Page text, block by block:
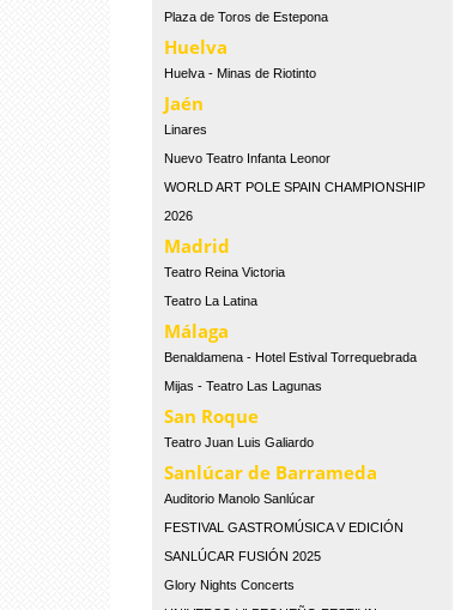
Plaza de Toros de Estepona
Huelva
Huelva - Minas de Riotinto
Jaén
Linares
Nuevo Teatro Infanta Leonor
WORLD ART POLE SPAIN CHAMPIONSHIP
2026
Madrid
Teatro Reina Victoria
Teatro La Latina
Málaga
Benaldamena - Hotel Estival Torrequebrada
Mijas - Teatro Las Lagunas
San Roque
Teatro Juan Luis Galiardo
Sanlúcar de Barrameda
Auditorio Manolo Sanlúcar
FESTIVAL GASTROMÚSICA V EDICIÓN
SANLÚCAR FUSIÓN 2025
Glory Nights Concerts